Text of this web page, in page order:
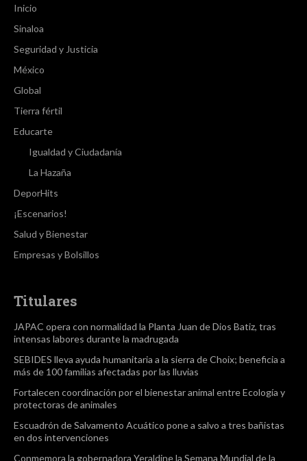
Inicio
Sinaloa
Seguridad y Justicia
México
Global
Tierra fértil
Educarte
Igualdad y Ciudadanía
La Hazaña
DeporHits
¡Escenarios!
Salud y Bienestar
Empresas y Bolsillos
Titulares
JAPAC opera con normalidad la Planta Juan de Dios Batiz, tras
intensas labores durante la madrugada
SEBIDES lleva ayuda humanitaria a la sierra de Choix; beneficia a
más de 100 familias afectadas por las lluvias
Fortalecen coordinación por el bienestar animal entre Ecología y
protectoras de animales
Escuadrón de Salvamento Acuático pone a salvo a tres bañistas
en dos intervenciones
Conmemora la gobernadora Yeraldine la Semana Mundial de la